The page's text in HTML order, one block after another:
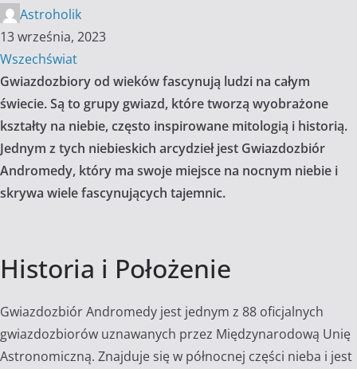
Astroholik
13 września, 2023
Wszechświat
Gwiazdozbiory od wieków fascynują ludzi na całym
świecie. Są to grupy gwiazd, które tworzą wyobrażone
kształty na niebie, często inspirowane mitologią i historią.
Jednym z tych niebieskich arcydzieł jest Gwiazdozbiór
Andromedy, który ma swoje miejsce na nocnym niebie i
skrywa wiele fascynujących tajemnic.
Historia i Położenie
Gwiazdozbiór Andromedy jest jednym z 88 oficjalnych
gwiazdozbiorów uznawanych przez Międzynarodową Unię
Astronomiczną. Znajduje się w północnej części nieba i jest